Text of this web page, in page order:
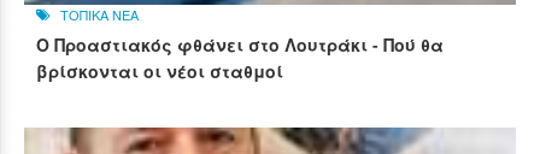
ΤΟΠΙΚΑ ΝΕΑ
Ο Προαστιακός φθάνει στο Λουτράκι - Πού θα
βρίσκονται οι νέοι σταθμοί